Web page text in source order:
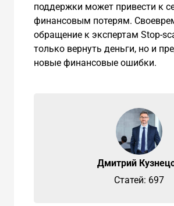
поддержки может привести к
финансовым потерям.
обращение к экспертам Stop-
только вернуть деньги, но и
новые финансовые ошибки.
Дмитрий
Cтатей: 697